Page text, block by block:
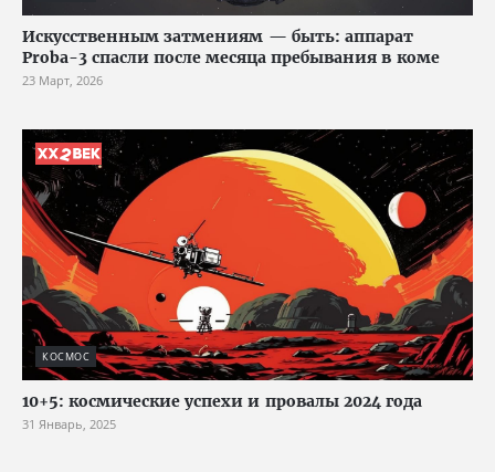
Искусственным затмениям — быть: аппарат
Proba-3 спасли после месяца пребывания в коме
23 Март, 2026
КОСМОС
10+5: космические успехи и провалы 2024 года
31 Январь, 2025